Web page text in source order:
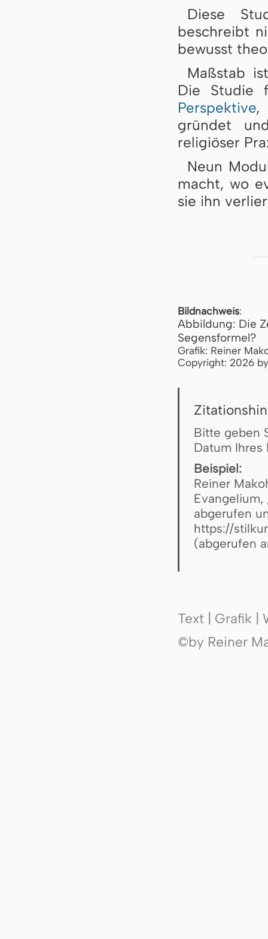
Diese
beschreibt
bewusst
Maßstab
Die Studie
Perspektive,
gründet
religiöser
Neun
macht, wo
sie ihn
Bildnachweis:
Abbildung: Die
Segensformel?
Grafik: Reiner
Copyright: 2026
Bitte geben
Datum Ihres
Beispiel:
Reiner
Evangelium,
abgerufen
https://
(abgerufen
Text | Grafik |
©by Reiner